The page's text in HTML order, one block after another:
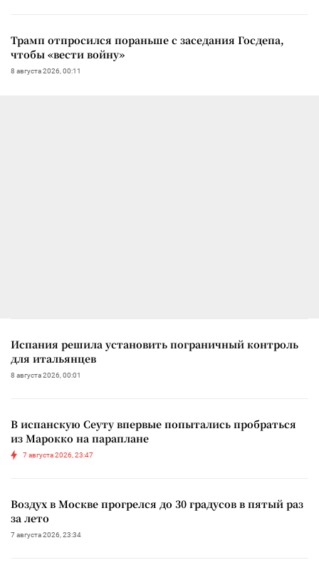
Трамп отпросился пораньше с заседания Госдепа,
чтобы «вести войну»
8 августа 2026, 00:11
Испания решила установить пограничный контроль
для итальянцев
8 августа 2026, 00:01
В испанскую Сеуту впервые попытались пробраться
из Марокко на параплане
7 августа 2026, 23:47
Воздух в Москве прогрелся до 30 градусов в пятый раз
за лето
7 августа 2026, 23:34